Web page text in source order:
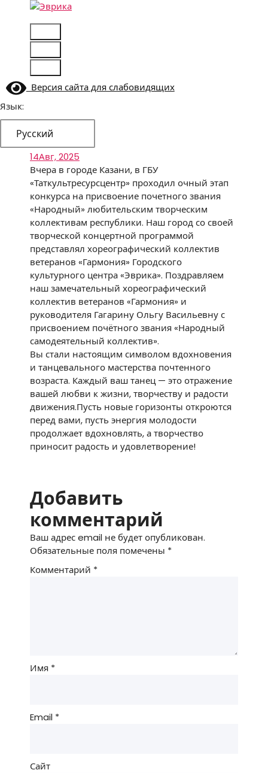
Перейти
Версия сайта для слабовидящих
Язык:
Русский
14Авг, 2025
Вчера в городе Казани, в ГБУ
«Таткультресурсцентр» проходил очный этап
конкурса на присвоение почетного звания
«Народный» любительским творческим
коллективам республики. Наш город со своей
творческой концертной программой
представлял хореографический коллектив
ветеранов «Гармония» Городского
культурного центра «Эврика». Поздравляем
наш замечательный хореографический
коллектив ветеранов «Гармония» и
руководителя Гагарину Ольгу Васильевну с
присвоением почётного звания «Народный
самодеятельный коллектив».
Вы стали настоящим символом вдохновения
и танцевального мастерства почтенного
возраста. Каждый ваш танец — это отражение
вашей любви к жизни, творчеству и радости
движения.Пусть новые горизонты откроются
перед вами, пусть энергия молодости
продолжает вдохновлять, а творчество
приносит радость и удовлетворение!
Добавить
комментарий
Ваш адрес email не будет опубликован.
Обязательные поля помечены *
Комментарий *
Имя *
Email *
Сайт